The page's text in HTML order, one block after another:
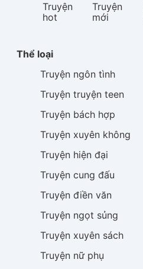
Truyện
hot
Truyện
mới
Thể loại
Truyện ngôn tình
Truyện truyện teen
Truyện bách hợp
Truyện xuyên không
Truyện hiện đại
Truyện cung đấu
Truyện điền văn
Truyện ngọt sủng
Truyện xuyên sách
Truyện nữ phụ